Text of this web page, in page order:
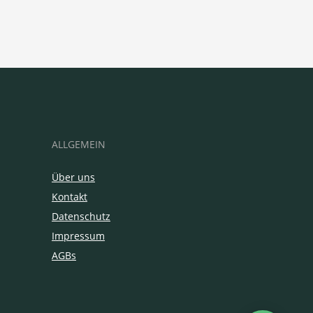
ALLGEMEIN
Über uns
Kontakt
Datenschutz
Impressum
AGBs